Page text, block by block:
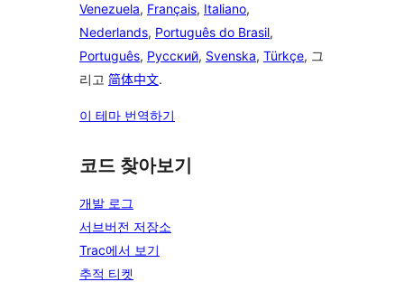
Venezuela, Français, Italiano,
Nederlands, Português do Brasil,
Português, Русский, Svenska, Türkçe, 그
리고 简体中文.
이 테마 번역하기
코드 찾아보기
개발 로그
서브버전 저장소
Trac에서 보기
추적 티켓